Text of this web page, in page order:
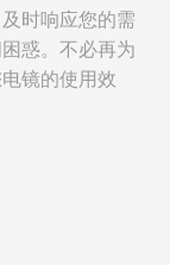
时响应您的需
惑。不必再为
镜的使用效